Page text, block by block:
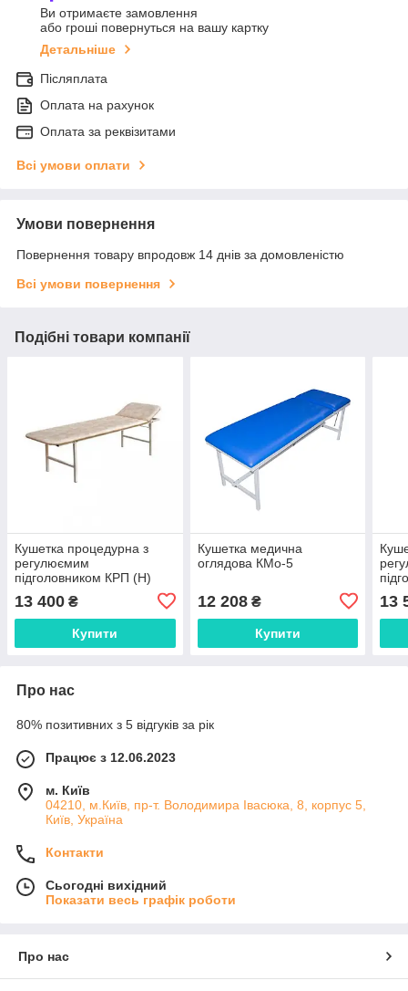
Ви отримаєте замовлення
або гроші повернуться на вашу картку
Детальніше
Післяплата
Оплата на рахунок
Оплата за реквізитами
Всі умови оплати
Умови повернення
Повернення товару впродовж 14 днів за домовленістю
Всі умови повернення
Подібні товари компанії
Кушетка процедурна з
регулюємим
підголовником КРП (Н)
13 400 ₴
Купити
Кушетка медична
оглядова КМо-5
12 208₴
Купити
13
Про нас
80% позитивних з 5 відгуків за рік
Працює з 12.06.2023
м. Київ
04210, м.Київ, пр-т. Володимира Івасюка, 8, корпус 5,
Київ, Україна
Контакти
Сьогодні вихідний
Показати весь графік роботи
Про нас